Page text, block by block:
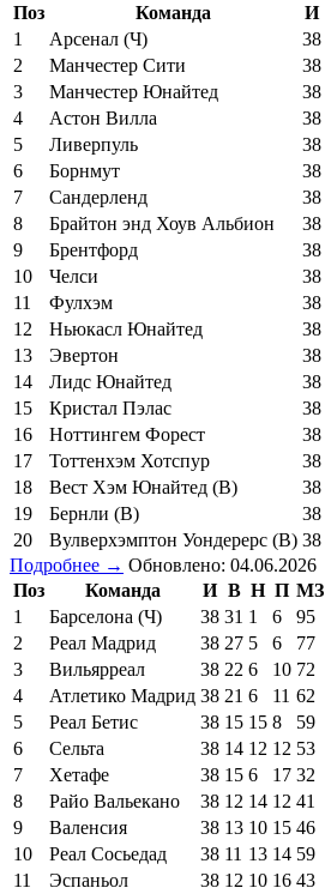
Поз
Команда И
1
Арсенал (Ч) 38
2
Манчестер Сити 38
3
Манчестер Юнайтед 38
4
Астон Вилла 38
5
Ливерпуль 38
6
Борнмут 38
7
Сандерленд 38
8
Брайтон энд Хоув Альбион 38
9
Брентфорд 38
10
Челси 38
11
Фулхэм 38
12
Ньюкасл Юнайтед 38
13
Эвертон 38
14
Лидс Юнайтед 38
15
Кристал Пэлас 38
16
Ноттингем Форест 38
17
Тоттенхэм Хотспур 38
18
Вест Хэм Юнайтед (В) 38
19
Бернли (В) 38
20
Вулверхэмптон Уондерерс (В) 38
Подробнее → Обновлено: 04.06.2026
Поз
Команда И В Н П МЗ
1
Барселона (Ч) 38 31 1 6 95
2
Реал Мадрид 38 27 5 6 77
3
Вильярреал 38 22 6 10 72
4
Атлетико Мадрид 38 21 6 11 62
5
Реал Бетис 38 15 15 8 59
6
Сельта 38 14 12 12 53
7
Хетафе 38 15 6 17 32
8
Райо Вальекано 38 12 14 12 41
9
Валенсия 38 13 10 15 46
10
Реал Сосьедад 38 11 13 14 59
11
Эспаньол 38 12 10 16 43